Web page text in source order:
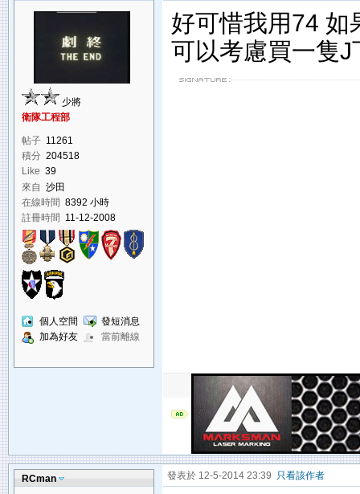
少將
衛隊工程部
帖子 11261
積分 204518
Like 39
來自 沙田
在線時間 8392 小時
註冊時間
11-12-2008
個人空間
發短消息
加為好友
當前離線
好可惜我用74 如
可以考慮買一隻J
RCman 發表於 12-5-2014 23:39 只看該作者